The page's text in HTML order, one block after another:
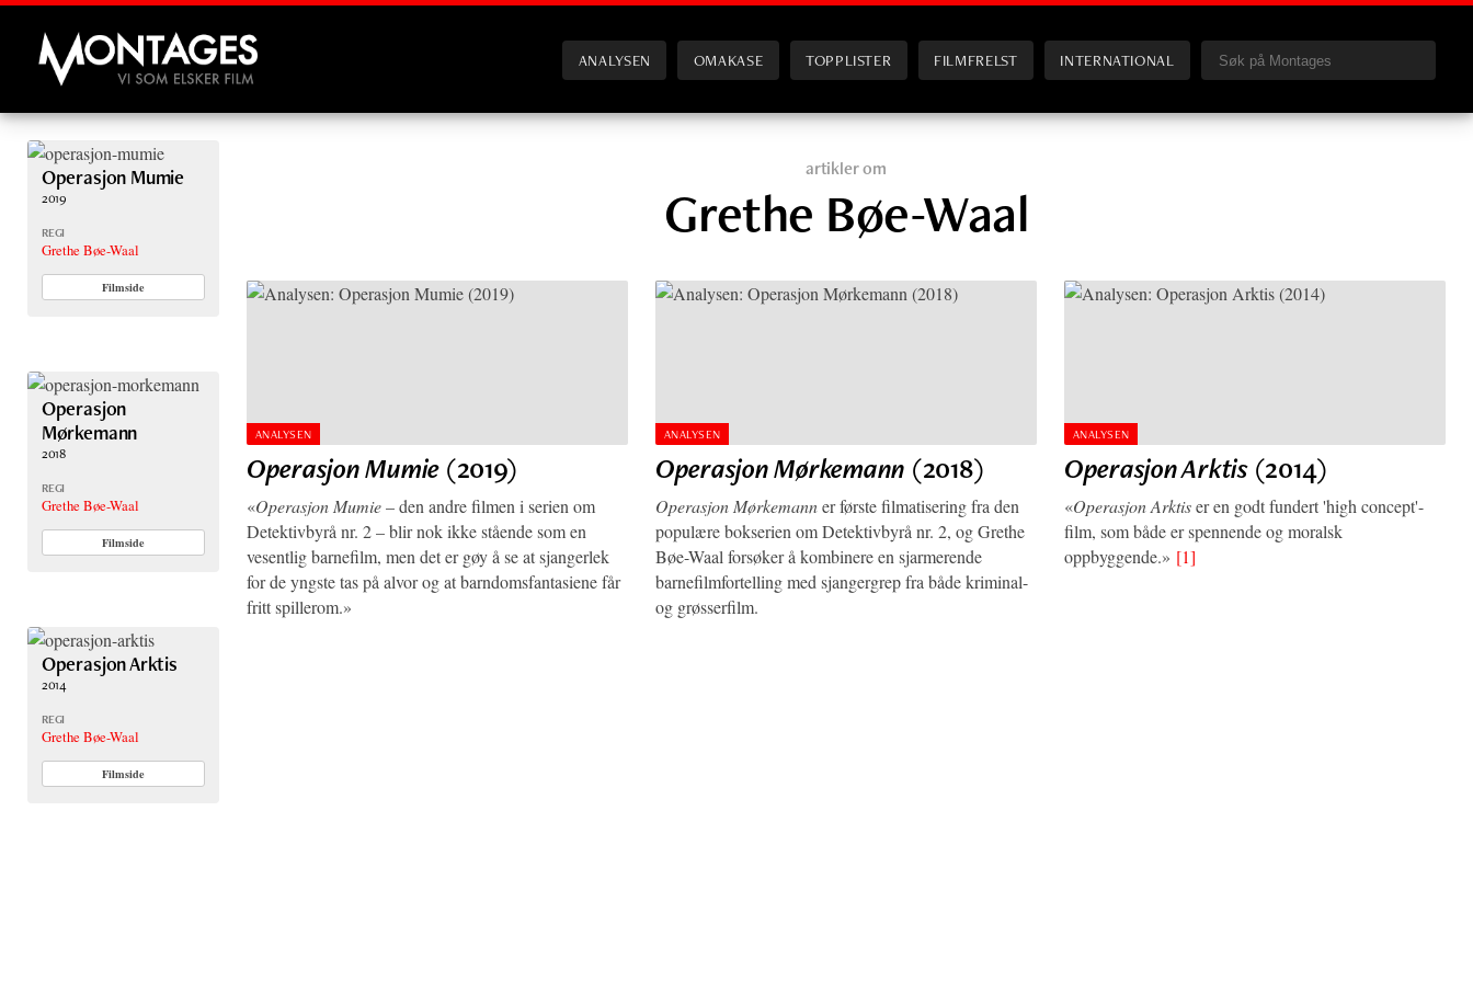
Montages
ANALYSEN OMAKASE TOPPLISTER FILMFRELST INTERNATIONAL
Operasjon Mumie
2019
REGI
Grethe Bøe-Waal
Filmside
Operasjon
Mørkemann
2018
REGI
Grethe Bøe-Waal
Filmside
Operasjon Arktis
2014
REGI
Grethe Bøe-Waal
Filmside
artikler om
Grethe Bøe-Waal
ANALYSEN
Operasjon Mumie (2019)
«Operasjon Mumie– den andre filmen i serien om
Detektivbyrå nr. 2 – blir nok ikke stående som en
vesentlig barnefilm, men det er gøy å se at sjangerlek
for de yngste tas på alvor og at barndomsfantasiene får
fritt spillerom.»
ANALYSEN
Operasjon Mørkemann (2018)
Operasjon Mørkemanner første filmatisering fra den
populære bokserien om Detektivbyrå nr. 2, og Grethe
Bøe-Waal forsøker å kombinere en sjarmerende
barnefilmfortelling med sjangergrep fra både kriminal-
og grøsserfilm.
ANALYSEN
Operasjon Arktis(2014)
«Operasjon Arktiser en godt fundert 'high concept'-
film, som både er spennende og moralsk
oppbyggende.» [1]